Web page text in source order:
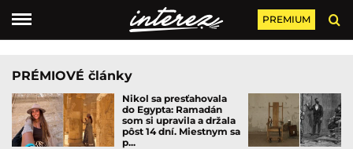
PREMIUM
PRÉMIOVÉ články
Nikol sa presťahovala
do Egypta: Ramadán
som si upravila a držala
pôst 14 dní. Miestnym sa
p...